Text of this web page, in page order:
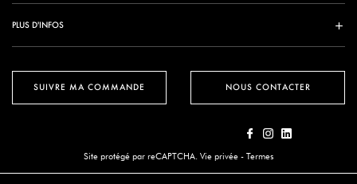
SUIVRE MA COMMANDE
PLUS D'INFOS
NOUS CONTACTER
Site protégé par reCAPTCHA. Vie privée - Termes